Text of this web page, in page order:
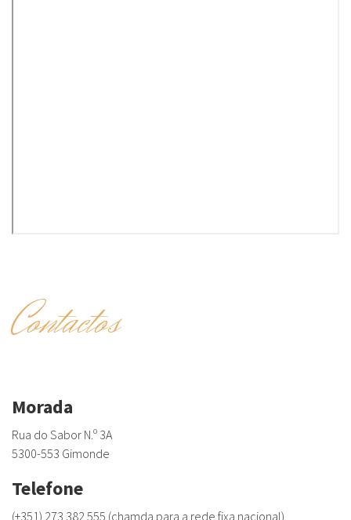
Contactos
Morada
Rua do Sabor N.º 3A
5300-553 Gimonde
Telefone
(+351) 273 382 555 (chamda para a rede fixa nacional)